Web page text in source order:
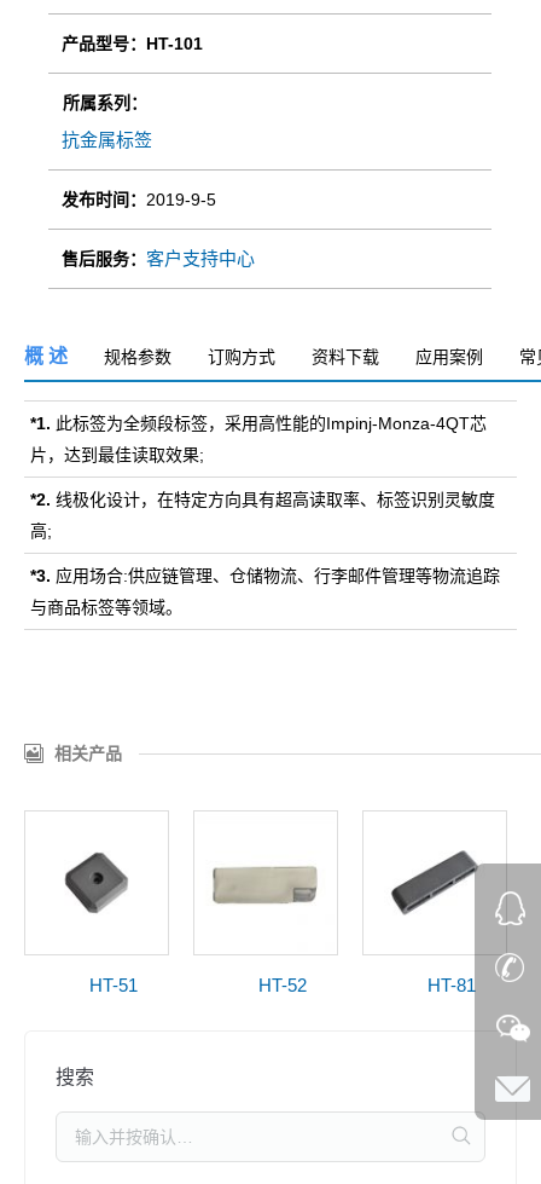
产品型号：HT-101
所属系列：
抗金属标签
发布时间： 2019-9-5
售后服务： 客户支持中心
概 述 规格参数 订购方式 资料下载 应用案例 常
*1. 此标签为全频段标签，采用高性能的Impinj-Monza-4QT芯
片，达到最佳读取效果;
*2. 线极化设计，在特定方向具有超高读取率、标签识别灵敏度
高;
*3. 应用场合:供应链管理、仓储物流、行李邮件管理等物流追踪
与商品标签等领域。
相关产品
HT-51 HT-52 HT-81
搜索